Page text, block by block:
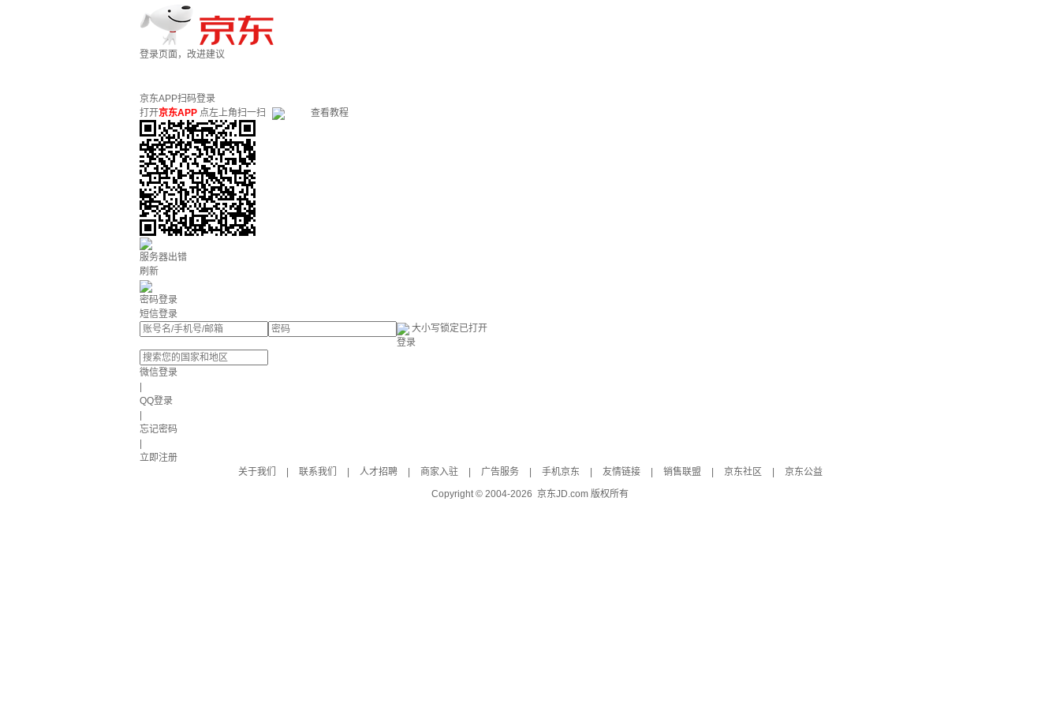
登录页面，改进建议
京东APP扫码登录
打开京东APP 点左上角扫一扫 查看教程
服务器出错
刷新
密码登录
短信登录
大小写锁定已打开
登录
微信登录
QQ登录
忘记密码
立即注册
关于我们
联系我们 人才招聘 商家入驻 广告服务 手机京东 友情链接 销售联盟 京东社区
京东公益
Copyright © 2004-2026 京东JD.com 版权所有